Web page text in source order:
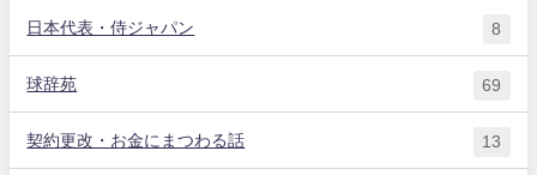
日本代表・侍ジャパン 8
球辞苑 69
契約更改・お金にまつわる話 13